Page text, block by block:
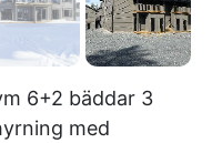
6+2 bäddar 3
med